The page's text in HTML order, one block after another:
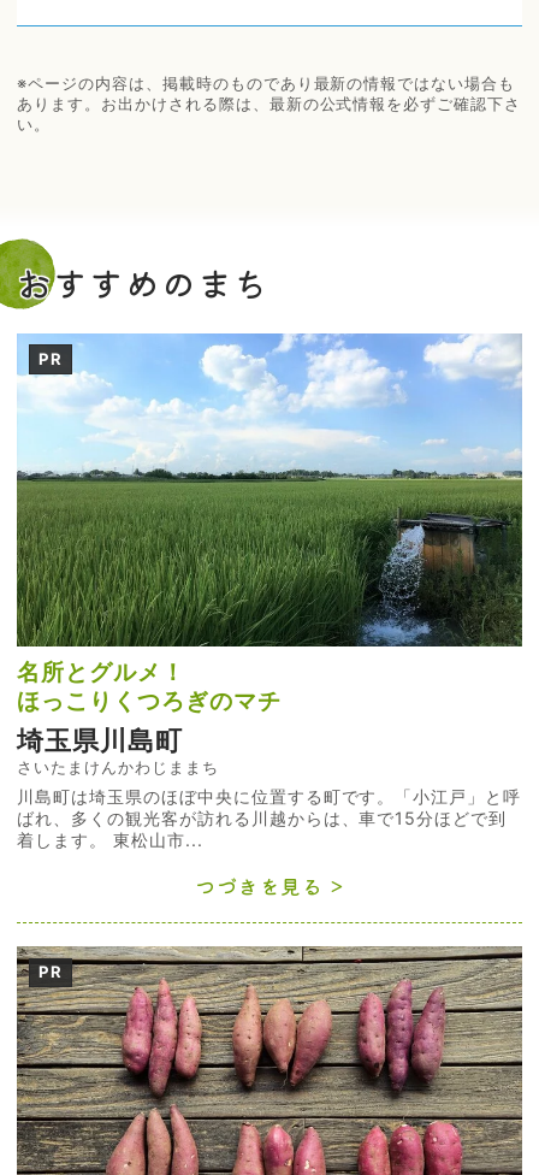
※ページの内容は、掲載時のものであり最新の情報ではない場合も
あります。お出かけされる際は、最新の公式情報を必ずご確認下さ
い。
おすすめのまち
PR
名所とグルメ！
ほっこりくつろぎのマチ
埼玉県川島町
さいたまけんかわじままち
川島町は埼玉県のほぼ中央に位置する町です。「小江戸」と呼
ばれ、多くの観光客が訪れる川越からは、車で15分ほどで到
着します。 東松山市...
つづきを見る
PR